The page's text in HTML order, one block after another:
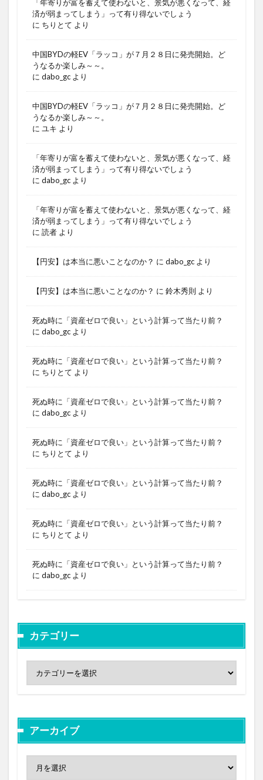
「年寄りが富を蓄えて使わないと、景気が悪くなって、経
済が弱まってしまう」って有り得ないでしょう
に ちりとて より
中国BYDの軽EV「ラッコ」が７月２８日に発売開始。ど
うなるか楽しみ～～。
に dabo_gc より
中国BYDの軽EV「ラッコ」が７月２８日に発売開始。ど
うなるか楽しみ～～。
に ユキ より
「年寄りが富を蓄えて使わないと、景気が悪くなって、経
済が弱まってしまう」って有り得ないでしょう
に dabo_gc より
「年寄りが富を蓄えて使わないと、景気が悪くなって、経
済が弱まってしまう」って有り得ないでしょう
に 読者 より
【円安】は本当に悪いことなのか？ に dabo_gc より
【円安】は本当に悪いことなのか？ に 鈴木秀則 より
死ぬ時に「資産ゼロで良い」という計算って当たり前？
に dabo_gc より
死ぬ時に「資産ゼロで良い」という計算って当たり前？
に ちりとて より
死ぬ時に「資産ゼロで良い」という計算って当たり前？
に dabo_gc より
死ぬ時に「資産ゼロで良い」という計算って当たり前？
に ちりとて より
死ぬ時に「資産ゼロで良い」という計算って当たり前？
に dabo_gc より
死ぬ時に「資産ゼロで良い」という計算って当たり前？
に ちりとて より
死ぬ時に「資産ゼロで良い」という計算って当たり前？
に dabo_gc より
カテゴリー
アーカイブ